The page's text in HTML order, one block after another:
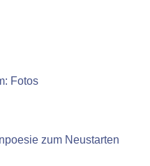
Fotos
zum Neustarten